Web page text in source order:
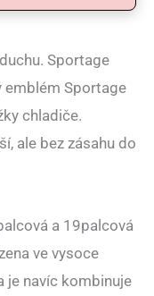
Sportage
emblém Sportage
chladiče.
ale bez zásahu do
a 19palcová
ve vysoce
je navíc kombinuje